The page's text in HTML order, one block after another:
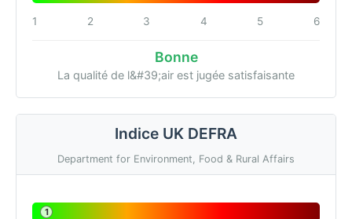
1 2 3 4 5 6
Bonne
La qualité de l&#39;air est jugée satisfaisante
Indice UK DEFRA
Department for Environment, Food & Rural Affairs
1